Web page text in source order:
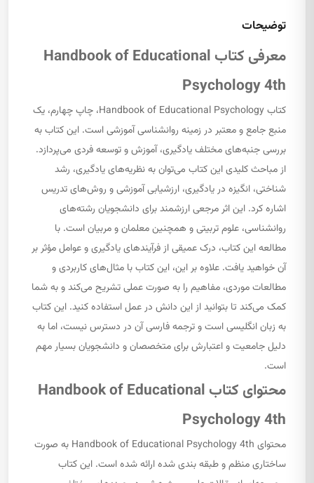
توضیحات
معرفی کتاب Handbook of Educational
Psychology 4th
کتاب Handbook of Educational Psychology، چاپ چهارم، یک
منبع جامع و معتبر در زمینه روانشناسی آموزشی است. این کتاب به
بررسی جنبه‌های مختلف یادگیری، آموزش و توسعه فردی می‌پردازد.
از مباحث کلیدی این کتاب می‌توان به نظریه‌های یادگیری، رشد
شناختی، انگیزه در یادگیری، ارزشیابی آموزشی و روش‌های تدریس
اشاره کرد. این اثر مرجعی ارزشمند برای دانشجویان رشته‌های
روانشناسی، علوم تربیتی و همچنین معلمان و مربیان است. با
مطالعه این کتاب، درک عمیقی از فرآیندهای یادگیری و عوامل مؤثر بر
آن خواهید یافت. علاوه بر این، این کتاب با مثال‌های کاربردی و
مطالعات موردی، مفاهیم را به صورت عملی تشریح می‌کند و به شما
کمک می‌کند تا بتوانید از این دانش در عمل استفاده کنید. این کتاب
به زبان انگلیسی است و ترجمه فارسی آن در دسترس نیست، اما به
دلیل جامعیت و اعتبارش برای متخصصان و دانشجویان بسیار مهم
است.
محتوای کتاب Handbook of Educational
Psychology 4th
محتوای Handbook of Educational Psychology 4th به صورت
ساختاری منظم و طبقه بندی شده ارائه شده است. این کتاب